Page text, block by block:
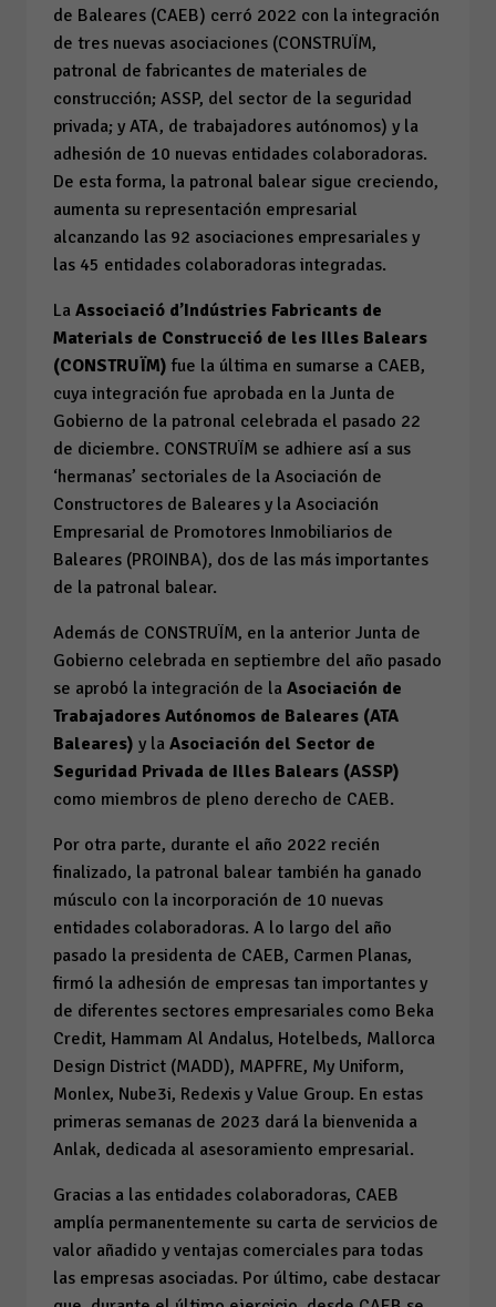
de Baleares (CAEB) cerró 2022 con la integración
de tres nuevas asociaciones (CONSTRUÏM,
patronal de fabricantes de materiales de
construcción; ASSP, del sector de la seguridad
privada; y ATA, de trabajadores autónomos) y la
adhesión de 10 nuevas entidades colaboradoras.
De esta forma, la patronal balear sigue creciendo,
aumenta su representación empresarial
alcanzando las 92 asociaciones empresariales y
las 45 entidades colaboradoras integradas.
La Associació d’Indústries Fabricants de
Materials de Construcció de les Illes Balears
(CONSTRUÏM)fue la última en sumarse a CAEB,
cuya integración fue aprobada en la Junta de
Gobierno de la patronal celebrada el pasado 22
de diciembre. CONSTRUÏM se adhiere así a sus
‘hermanas’ sectoriales de la Asociación de
Constructores de Baleares y la Asociación
Empresarial de Promotores Inmobiliarios de
Baleares (PROINBA), dos de las más importantes
de la patronal balear.
Además de CONSTRUÏM, en la anterior Junta de
Gobierno celebrada en septiembre del año pasado
se aprobó la integración de la Asociación de
Trabajadores Autónomos de Baleares (ATA
Baleares) y la Asociación del Sector de
Seguridad Privada de Illes Balears (ASSP)
como miembros de pleno derecho de CAEB.
Por otra parte, durante el año 2022 recién
finalizado, la patronal balear también ha ganado
músculo con la incorporación de 10 nuevas
entidades colaboradoras. A lo largo del año
pasado la presidenta de CAEB, Carmen Planas,
firmó la adhesión de empresas tan importantes y
de diferentes sectores empresariales como Beka
Credit, Hammam Al Andalus, Hotelbeds, Mallorca
Design District (MADD), MAPFRE, My Uniform,
Monlex, Nube3i, Redexis y Value Group. En estas
primeras semanas de 2023 dará la bienvenida a
Anlak, dedicada al asesoramiento empresarial.
Gracias a las entidades colaboradoras, CAEB
amplía permanentemente su carta de servicios de
valor añadido y ventajas comerciales para todas
las empresas asociadas. Por último, cabe destacar